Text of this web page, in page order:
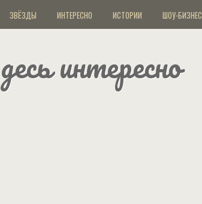
ЗВЁЗДЫ ИНТЕРЕСНО ИСТОРИИ ШОУ-БИЗНЕС
интересно